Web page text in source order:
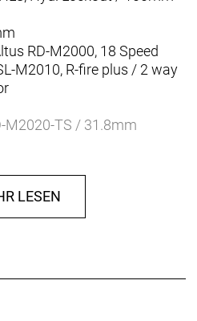
RD-M2000, 18 Speed
M2010, R-fire plus / 2 way
M2020-TS / 31.8mm
MT2102, 2-piece Design /
MT500, Hollowtech II /
LESEN